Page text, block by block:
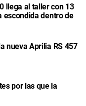
llega al taller con 13
escondida dentro de
nueva Aprilia RS 457
por las que la